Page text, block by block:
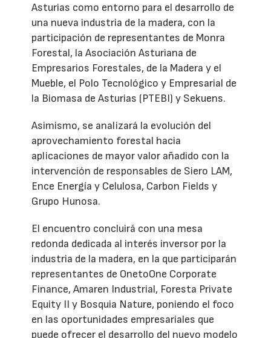
Asturias como entorno para el desarrollo de
una nueva industria de la madera, con la
participación de representantes de Monra
Forestal, la Asociación Asturiana de
Empresarios Forestales, de la Madera y el
Mueble, el Polo Tecnológico y Empresarial de
la Biomasa de Asturias (PTEBI) y Sekuens.
Asimismo, se analizará la evolución del
aprovechamiento forestal hacia
aplicaciones de mayor valor añadido con la
intervención de responsables de Siero LAM,
Ence Energía y Celulosa, Carbon Fields y
Grupo Hunosa.
El encuentro concluirá con una mesa
redonda dedicada al interés inversor por la
industria de la madera, en la que participarán
representantes de OnetoOne Corporate
Finance, Amaren Industrial, Foresta Private
Equity II y Bosquia Nature, poniendo el foco
en las oportunidades empresariales que
puede ofrecer el desarrollo del nuevo modelo